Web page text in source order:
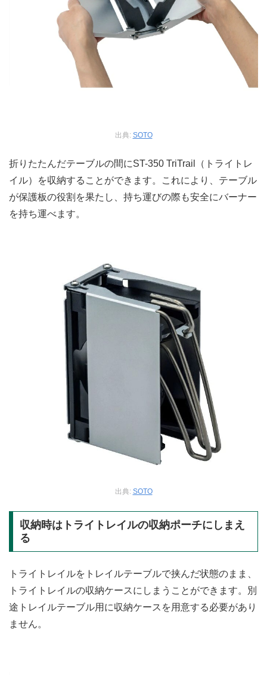
出典: SOTO
折りたたんだテーブルの間にST-350 TriTrail（トライトレ
イル）を収納することができます。これにより、テーブル
が保護板の役割を果たし、持ち運びの際も安全にバーナー
を持ち運べます。
出典: SOTO
収納時はトライトレイルの収納ポーチにしまえ
る
トライトレイルをトレイルテーブルで挟んだ状態のまま、
トライトレイルの収納ケースにしまうことができます。別
途トレイルテーブル用に収納ケースを用意する必要があり
ません。